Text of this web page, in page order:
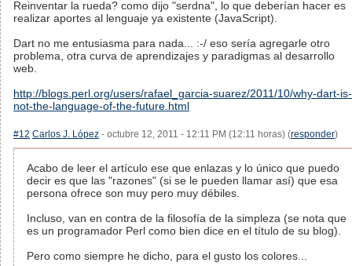
Reinventar la rueda? como dijo "serdna", lo que deberían hacer es
realizar aportes al lenguaje ya existente (JavaScript).
Dart no me entusiasma para nada... :-/ eso sería agregarle otro
problema, otra curva de aprendizajes y paradigmas al desarrollo
web.
http://blogs.perl.org/users/rafael_garcia-suarez/2011/10/why-dart-is-
not-the-language-of-the-future.html
#12 Carlos J. López - octubre 12, 2011 - 12:11 PM (12:11 horas) (responder)
Acabo de leer el artículo ese que enlazas y lo único que puedo
decir es que las "razones" (si se le pueden llamar así) que esa
persona ofrece son muy pero muy débiles.
Incluso, van en contra de la filosofía de la simpleza (se nota que
es un programador Perl como bien dice en el título de su blog).
Pero como siempre he dicho, para el gusto los colores...